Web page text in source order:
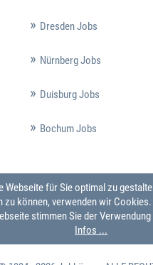
Dresden Jobs
Nürnberg Jobs
Duisburg Jobs
Bochum Jobs
Webseite für Sie optimal zu
zu können, verwenden wir
stimmen Sie der
Infos ...